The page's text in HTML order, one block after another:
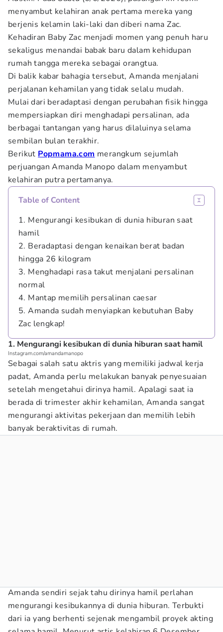
menyambut kelahiran anak pertama mereka yang
berjenis kelamin laki-laki dan diberi nama Zac.
Kehadiran Baby Zac menjadi momen yang penuh haru
sekaligus menandai babak baru dalam kehidupan
rumah tangga mereka sebagai orangtua.
Di balik kabar bahagia tersebut, Amanda menjalani
perjalanan kehamilan yang tidak selalu mudah.
Mulai dari beradaptasi dengan perubahan fisik hingga
mempersiapkan diri menghadapi persalinan, ada
berbagai tantangan yang harus dilaluinya selama
sembilan bulan terakhir.
Berikut Popmama.com merangkum sejumlah
perjuangan Amanda Manopo dalam menyambut
kelahiran putra pertamanya.
Table of Content
1. Mengurangi kesibukan di dunia hiburan saat
hamil
2. Beradaptasi dengan kenaikan berat badan
hingga 26 kilogram
3. Menghadapi rasa takut menjalani persalinan
normal
4. Mantap memilih persalinan caesar
5. Amanda sudah menyiapkan kebutuhan Baby
Zac lengkap!
1. Mengurangi kesibukan di dunia hiburan saat hamil
Instagram.com/amandamanopo
Sebagai salah satu aktris yang memiliki jadwal kerja
padat, Amanda perlu melakukan banyak penyesuaian
setelah mengetahui dirinya hamil. Apalagi saat ia
berada di trimester akhir kehamilan, Amanda sangat
mengurangi aktivitas pekerjaan dan memilih lebih
banyak beraktivitas di rumah.
Amanda sendiri sejak tahu dirinya hamil perlahan
mengurangi kesibukannya di dunia hiburan. Terbukti
dari ia yang berhenti sejenak mengambil proyek akting